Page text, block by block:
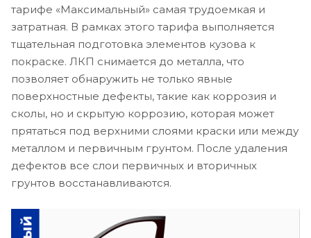
тарифе «Максимальный» самая трудоемкая и
затратная. В рамках этого тарифа выполняется
тщательная подготовка элементов кузова к
покраске. ЛКП снимается до металла, что
позволяет обнаружить не только явные
поверхностные дефекты, такие как коррозия и
сколы, но и скрытую коррозию, которая может
прятаться под верхними слоями краски или между
металлом и первичным грунтом. После удаления
дефектов все слои первичных и вторичных
грунтов восстанавливаются.